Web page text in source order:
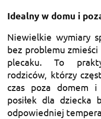
Idealny w domu i
Niewielkie wymiary
bez problemu
plecaku. To
rodziców, którzy
czas poza domem
posiłek dla dziecka
odpowiedniej